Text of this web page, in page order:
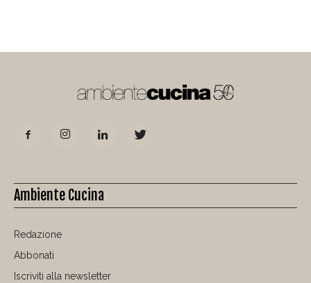
Ambiente Cucina
Redazione
Abbonati
Iscriviti alla newsletter